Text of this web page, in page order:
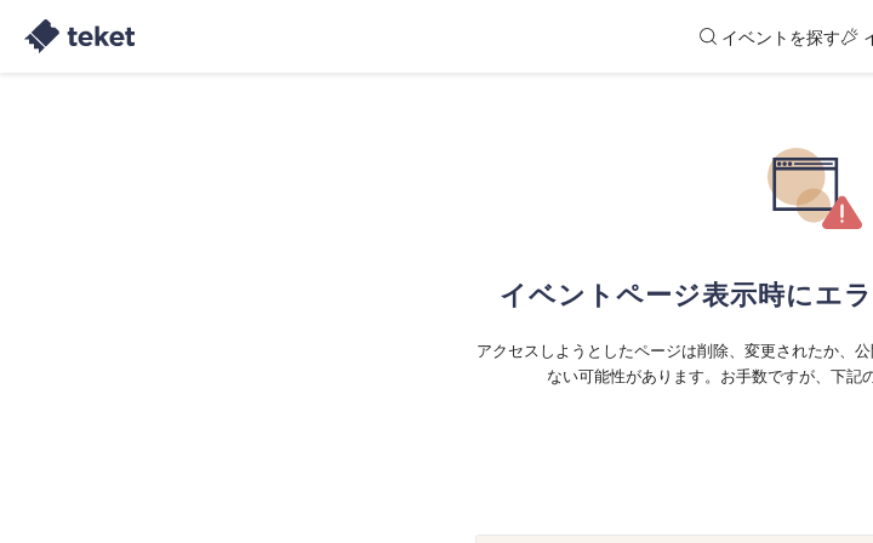
イベントを探す
イベントページ表示時にエ
アクセスしようとしたページは削除、変更されたか、
ない可能性があります。お手数ですが、下記